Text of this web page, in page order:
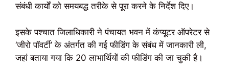
संबंधी कार्यों को समयबद्ध तरीके से पूरा करने के निर्देश दिए।
इसके पश्चात जिलाधिकारी ने पंचायत भवन में कंप्यूटर ऑपरेटर से
‘जीरो पॉवर्टी’ के अंतर्गत की गई फीडिंग के संबंध में जानकारी ली,
जहां बताया गया कि 20 लाभार्थियों की फीडिंग की जा चुकी है।